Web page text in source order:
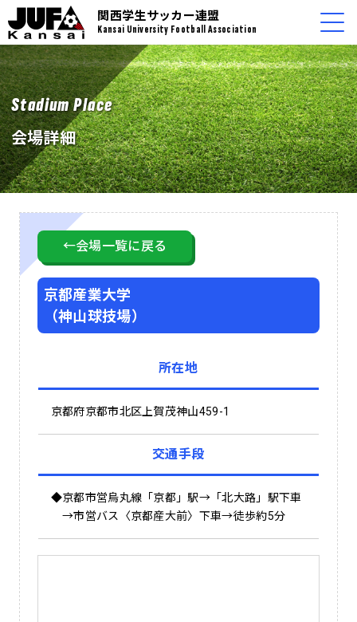
関西学生サッカー連盟
Kansai University Football Association
Stadium Place
会場詳細
←会場一覧に戻る
京都産業大学
（神山球技場）
所在地
京都府京都市北区上賀茂神山459-1
交通手段
◆京都市営烏丸線「京都」駅→「北大路」駅下車
→市営バス〈京都産大前〉下車→徒歩約5分